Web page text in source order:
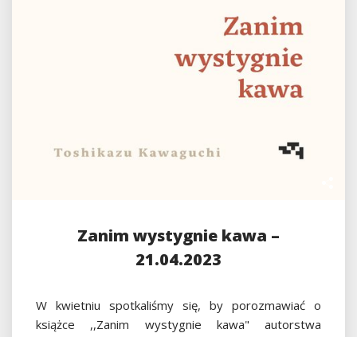
Zanim wystygnie kawa –
21.04.2023
W kwietniu spotkaliśmy się, by porozmawiać o
książce ,,Zanim wystygnie kawa" autorstwa